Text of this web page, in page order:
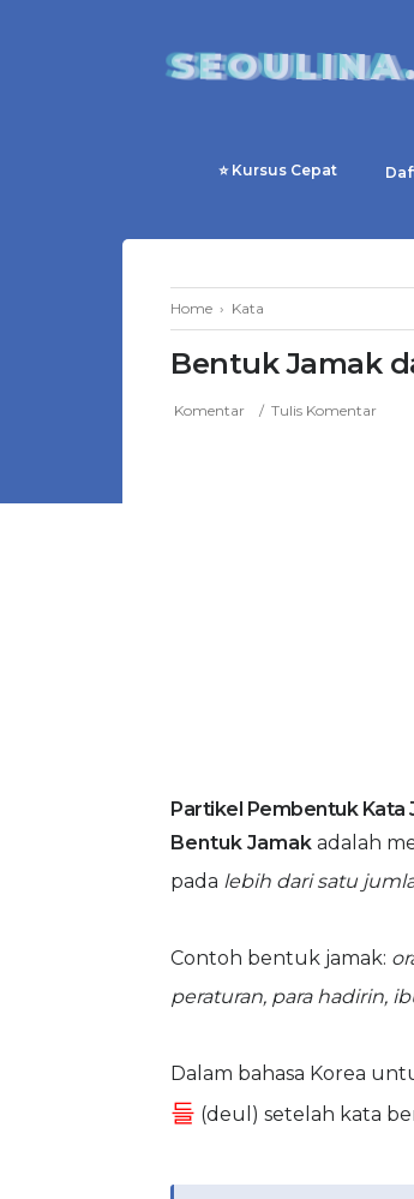
⭐ Kursus Cepat
Home › Kata
Bentuk Jamak
Komentar Tulis Komentar
Partikel Pembentuk Kata
Bentuk Jamak adalah
pada lebih dari satu
Contoh bentuk jamak:
peraturan, para hadirin,
Dalam bahasa Korea
들 (deul) setelah kata